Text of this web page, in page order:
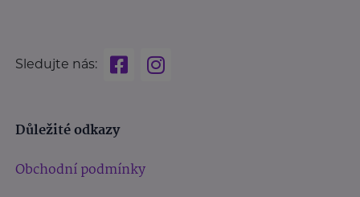
Sledujte nás:
Důležité odkazy
Obchodní podmínky